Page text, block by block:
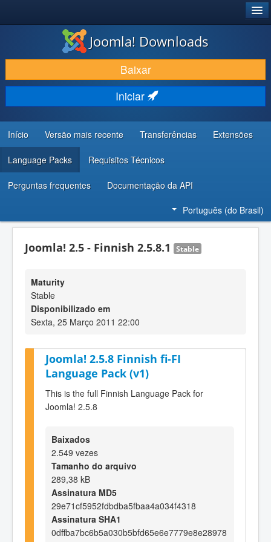
BAIXAR E APRIMORAR
DESCUBRA & APRENDA
COMUNIDADE & SUPORTE
RECURSOS PARA DESENVOLVEDORES
Joomla! Downloads
Baixar
Iniciar
Início Versão mais recente Transferências Extensões
Language Packs Requisitos Técnicos
Perguntas frequentes Documentação da API
Português (do Brasil)
Joomla! 2.5 - Finnish 2.5.8.1 Stable
Maturity
Stable
Disponibilizado em
Sexta, 25 Março 2011 22:00
Joomla! 2.5.8 Finnish fi-FI
Language Pack (v1)
This is the full Finnish Language Pack for
Joomla! 2.5.8
Baixados
2.549 vezes
Tamanho do arquivo
289,38 kB
Assinatura MD5
29e71cf5952fdbdba5fbaa4a034f4318
Assinatura SHA1
0dffba7bc6b5a030b5bfd65e6e7779e8e28978